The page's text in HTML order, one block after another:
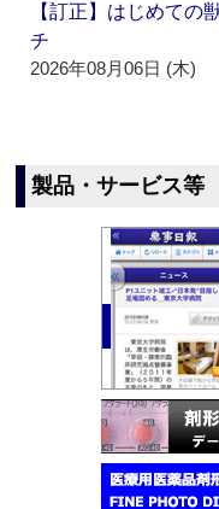
【訂正】はじめて
チ
2026年08月06日 (木)
製品・サービス等